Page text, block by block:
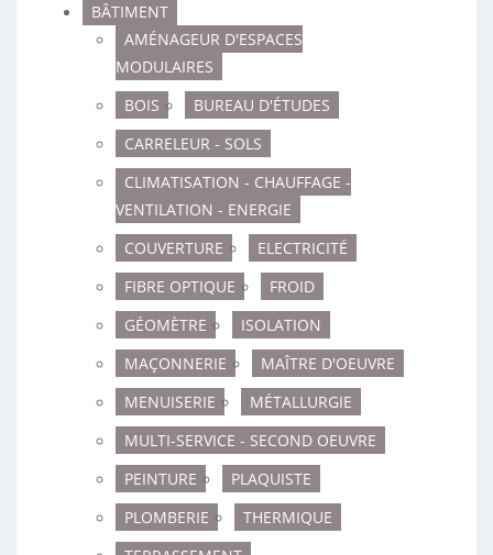
BÂTIMENT
AMÉNAGEUR D'ESPACES
MODULAIRES
BOIS
BUREAU D'ÉTUDES
CARRELEUR - SOLS
CLIMATISATION - CHAUFFAGE -
VENTILATION - ENERGIE
COUVERTURE
ELECTRICITÉ
FIBRE OPTIQUE
FROID
GÉOMÈTRE
ISOLATION
MAÇONNERIE
MAÎTRE D'OEUVRE
MENUISERIE
MÉTALLURGIE
MULTI-SERVICE - SECOND OEUVRE
PEINTURE
PLAQUISTE
PLOMBERIE
THERMIQUE